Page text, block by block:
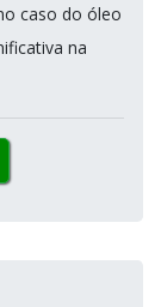
caso do óleo
na